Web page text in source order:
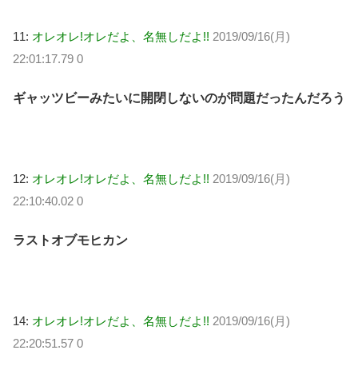
11: オレオレ!オレだよ、名無しだよ!! 2019/09/16(月)
22:01:17.79 0
ギャッツビーみたいに開閉しないのが問題だったんだろう
12: オレオレ!オレだよ、名無しだよ!! 2019/09/16(月)
22:10:40.02 0
ラストオブモヒカン
14: オレオレ!オレだよ、名無しだよ!! 2019/09/16(月)
22:20:51.57 0